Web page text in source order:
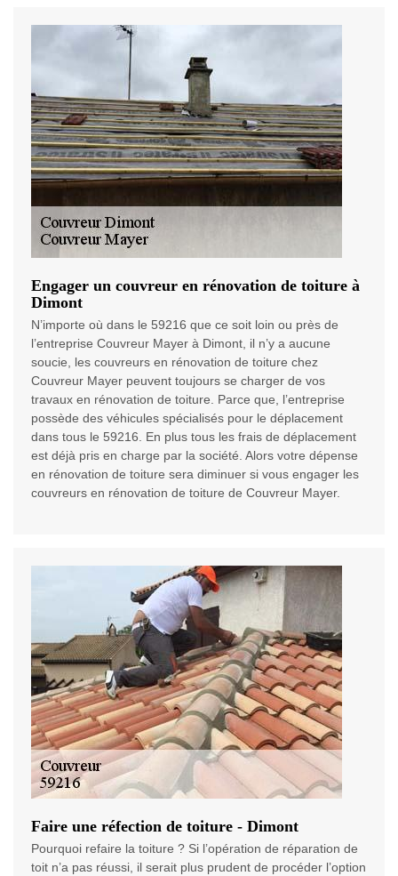
Engager un couvreur en rénovation de toiture à
Dimont
N’importe où dans le 59216 que ce soit loin ou près de
l’entreprise Couvreur Mayer à Dimont, il n’y a aucune
soucie, les couvreurs en rénovation de toiture chez
Couvreur Mayer peuvent toujours se charger de vos
travaux en rénovation de toiture. Parce que, l’entreprise
possède des véhicules spécialisés pour le déplacement
dans tous le 59216. En plus tous les frais de déplacement
est déjà pris en charge par la société. Alors votre dépense
en rénovation de toiture sera diminuer si vous engager les
couvreurs en rénovation de toiture de Couvreur Mayer.
Faire une réfection de toiture - Dimont
Pourquoi refaire la toiture ? Si l’opération de réparation de
toit n’a pas réussi, il serait plus prudent de procéder l’option